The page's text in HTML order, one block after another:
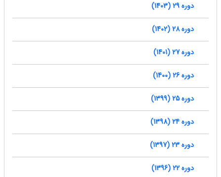
دوره 29 (1403)
دوره 28 (1402)
دوره 27 (1401)
دوره 26 (1400)
دوره 25 (1399)
دوره 24 (1398)
دوره 23 (1397)
دوره 22 (1396)